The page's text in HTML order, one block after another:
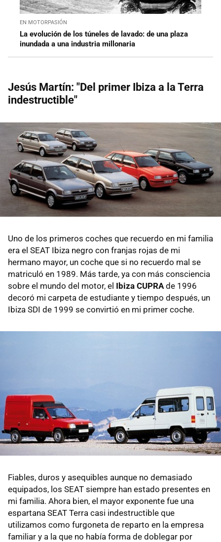
EN MOTORPASIÓN
La evolución de los túneles de lavado: de una plaza
inundada a una industria millonaria
Jesús Martín: "Del primer Ibiza a la Terra
indestructible"
Uno de los primeros coches que recuerdo en mi familia
era el SEAT Ibiza negro con franjas rojas de mi
hermano mayor, un coche que si no recuerdo mal se
matriculó en 1989. Más tarde, ya con más consciencia
sobre el mundo del motor, el Ibiza CUPRA de 1996
decoró mi carpeta de estudiante y tiempo después, un
Ibiza SDI de 1999 se convirtió en mi primer coche.
Fiables, duros y asequibles aunque no demasiado
equipados, los SEAT siempre han estado presentes en
mi familia. Ahora bien, el mayor exponente fue una
espartana SEAT Terra casi indestructible que
utilizamos como furgoneta de reparto en la empresa
familiar y a la que no había forma de doblegar por